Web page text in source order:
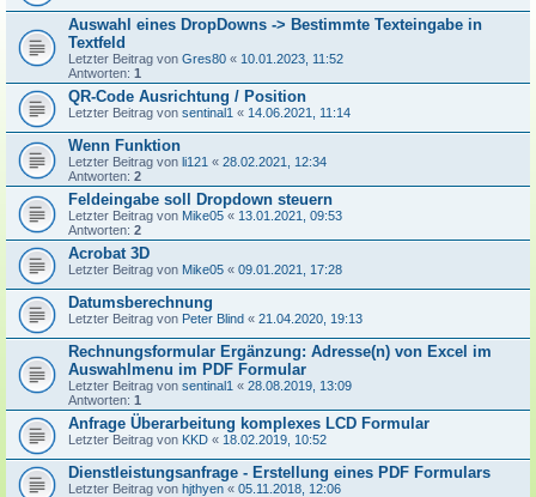
Auswahl eines DropDowns -> Bestimmte Texteingabe in
Textfeld
Letzter Beitrag von Gres80 « 10.01.2023, 11:52
Antworten: 1
QR-Code Ausrichtung / Position
Letzter Beitrag von sentinal1 « 14.06.2021, 11:14
Wenn Funktion
Letzter Beitrag von li121 « 28.02.2021, 12:34
Antworten: 2
Feldeingabe soll Dropdown steuern
Letzter Beitrag von Mike05 « 13.01.2021, 09:53
Antworten: 2
Acrobat 3D
Letzter Beitrag von Mike05 « 09.01.2021, 17:28
Datumsberechnung
Letzter Beitrag von Peter Blind « 21.04.2020, 19:13
Rechnungsformular Ergänzung: Adresse(n) von Excel im
Auswahlmenu im PDF Formular
Letzter Beitrag von sentinal1 « 28.08.2019, 13:09
Antworten: 1
Anfrage Überarbeitung komplexes LCD Formular
Letzter Beitrag von KKD « 18.02.2019, 10:52
Dienstleistungsanfrage - Erstellung eines PDF Formulars
Letzter Beitrag von hjthyen « 05.11.2018, 12:06